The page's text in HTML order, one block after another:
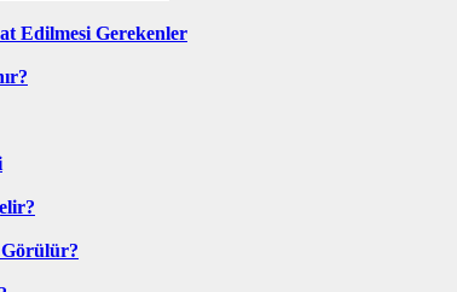
Edilmesi Gerekenler
Görülür?